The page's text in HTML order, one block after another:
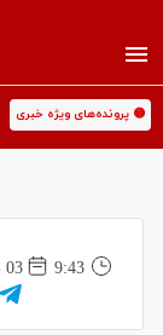
🟡 پرونده‌های ویژه خبری
9:43
03 خرداد 1404